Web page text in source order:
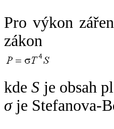
Pro výkon
zákon
kdeS je obsah
σje Stefanova-